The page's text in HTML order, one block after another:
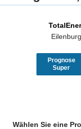
Prognose
Super
Wählen Sie eine